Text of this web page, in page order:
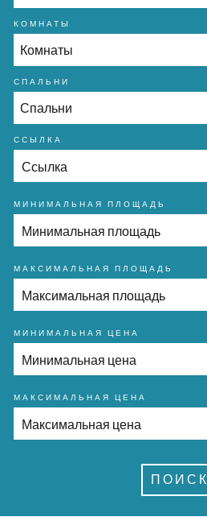
КОМНАТЫ
Комнаты
СПАЛЬНИ
Спальни
ССЫЛКА
МИНИМАЛЬНАЯ ПЛОЩАДЬ
МАКСИМАЛЬНАЯ ПЛОЩАДЬ
МИНИМАЛЬНАЯ ЦЕНА
МАКСИМАЛЬНАЯ ЦЕНА
ПОИСК